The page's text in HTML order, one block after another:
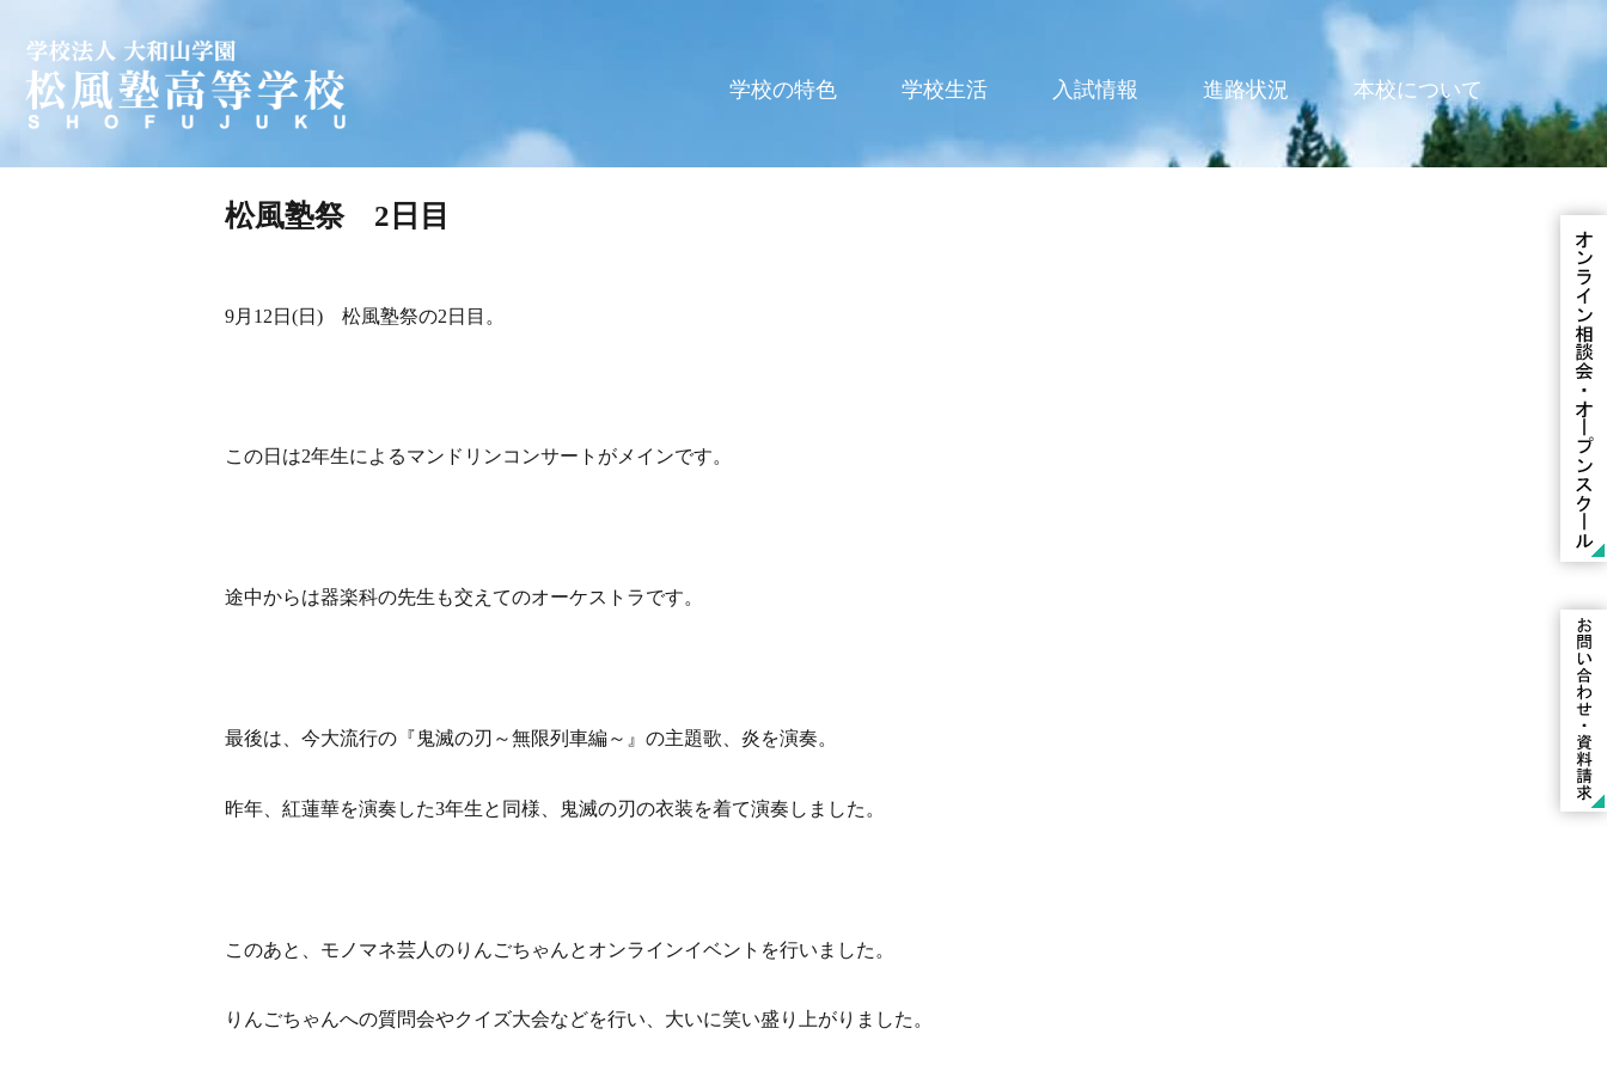
学校法人 大和山学園 松風塾高等学校
学校の特色 学校生活 入試情報 進路状況 本校について
松風塾祭 2日目
9月12日(日) 松風塾祭の2日目。
この日は2年生によるマンドリンコンサートがメインです。
途中からは器楽科の先生も交えてのオーケストラです。
最後は、今大流行の『鬼滅の刃～無限列車編～』の主題歌、炎を演奏。
昨年、紅蓮華を演奏した3年生と同様、鬼滅の刃の衣装を着て演奏しました。
このあと、モノマネ芸人のりんごちゃんとオンラインイベントを行いました。
りんごちゃんへの質問会やクイズ大会などを行い、大いに笑い盛り上がりました。